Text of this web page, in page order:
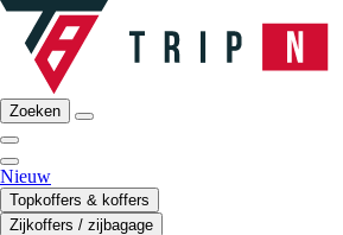
Zoeken
Nieuw
Topkoffers & koffers
Zijkoffers / zijbagage